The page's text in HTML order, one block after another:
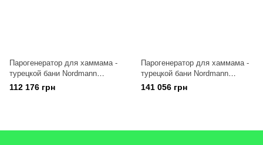
Парогенератор для хаммама -
турецкой бани Nordmann
Omega Pro 10
112 176 грн
Парогенератор для хаммама -
турецкой бани Nordmann
Omega Pro 20
141 056 грн